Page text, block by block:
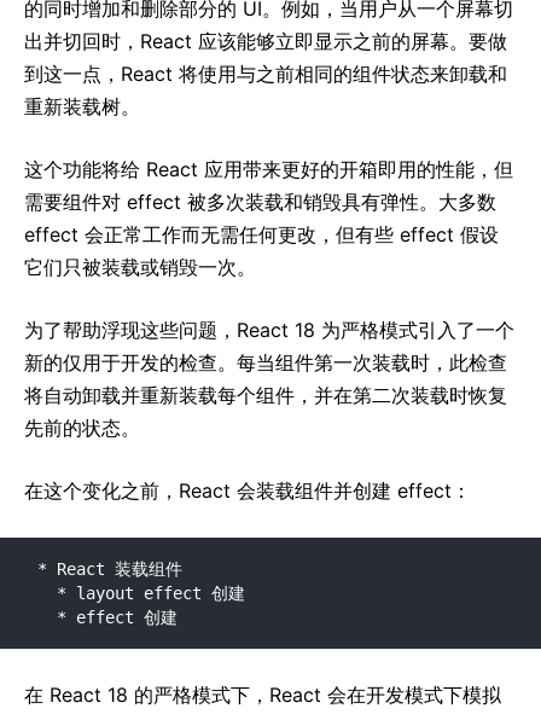
的同时增加和删除部分的 UI。例如，当用户从一个屏幕切
出并切回时，React 应该能够立即显示之前的屏幕。要做
到这一点，React 将使用与之前相同的组件状态来卸载和
重新装载树。
这个功能将给 React 应用带来更好的开箱即用的性能，但
需要组件对 effect 被多次装载和销毁具有弹性。大多数
effect 会正常工作而无需任何更改，但有些 effect 假设
它们只被装载或销毁一次。
为了帮助浮现这些问题，React 18 为严格模式引入了一个
新的仅用于开发的检查。每当组件第一次装载时，此检查
将自动卸载并重新装载每个组件，并在第二次装载时恢复
先前的状态。
在这个变化之前，React 会装载组件并创建 effect：
* React 装载组件
  * effect 创建
在 React 18 的严格模式下，React 会在开发模式下模拟